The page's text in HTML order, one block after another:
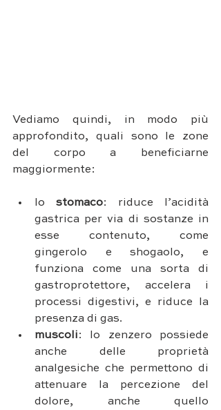
Vediamo quindi, in modo più
approfondito, quali sono le zone
del corpo a beneficiarne
maggiormente:
lo stomaco: riduce l’acidità
gastrica per via di sostanze in
esse contenuto, come
gingerolo e shogaolo, e
funziona come una sorta di
gastroprotettore, accelera i
processi digestivi, e riduce la
presenza di gas.
muscoli: lo zenzero possiede
anche delle proprietà
analgesiche che permettono di
attenuare la percezione del
dolore, anche quello